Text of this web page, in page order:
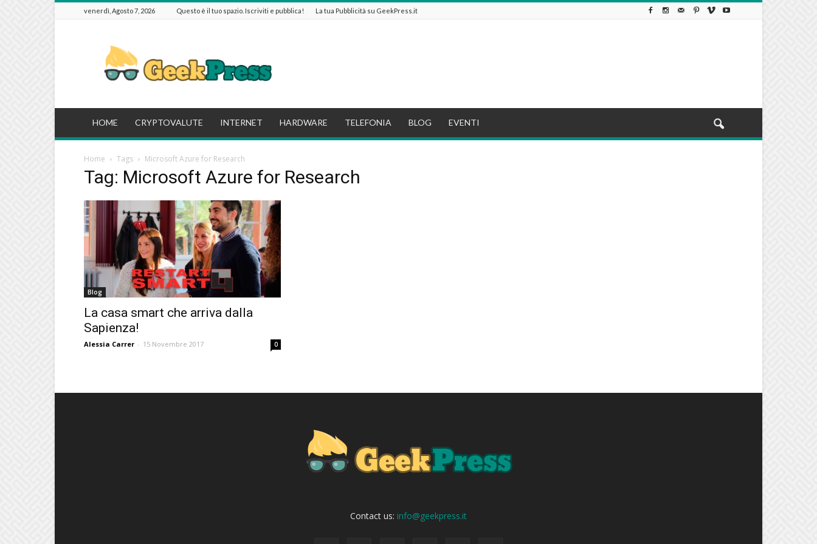
venerdì, Agosto 7, 2026 Questo è il tuo spazio. Iscriviti e pubblica! La tua Pubblicità su GeekPress.it
HOME CRYPTOVALUTE INTERNET HARDWARE TELEFONIA BLOG EVENTI
Home Tags Microsoft Azure for Research
Tag: Microsoft Azure for Research
Blog
La casa smart che arriva dalla
Sapienza!
Alessia Carrer - 15 Novembre 2017 0
Contact us: info@geekpress.it